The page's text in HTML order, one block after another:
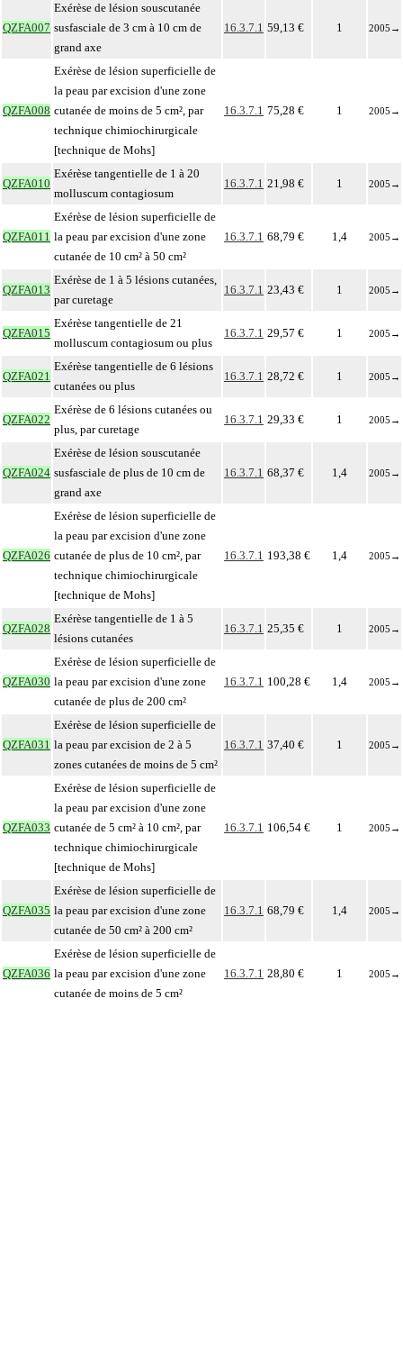
QZFA007
Exérèse de lésion souscutanée
susfasciale de 3 cm à 10 cm de
grand axe
16.3.7.1 59,13 € 1 2005 →
QZFA008
Exérèse de lésion superficielle de
la peau par excision d'une zone
cutanée de moins de 5 cm², par
technique chimiochirurgicale
[technique de Mohs]
16.3.7.1 75,28 € 1 2005 →
QZFA010
Exérèse tangentielle de 1 à 20
molluscum contagiosum
16.3.7.1 21,98 € 1 2005 →
QZFA011
Exérèse de lésion superficielle de
la peau par excision d'une zone
cutanée de 10 cm² à 50 cm²
16.3.7.1 68,79 € 1,4 2005 →
QZFA013
Exérèse de 1 à 5 lésions cutanées,
par curetage
16.3.7.1 23,43 € 1 2005 →
QZFA015
Exérèse tangentielle de 21
molluscum contagiosum ou plus
16.3.7.1 29,57 € 1 2005 →
QZFA021
Exérèse tangentielle de 6 lésions
cutanées ou plus
16.3.7.1 28,72 € 1 2005 →
QZFA022
Exérèse de 6 lésions cutanées ou
plus, par curetage
16.3.7.1 29,33 € 1 2005 →
QZFA024
Exérèse de lésion souscutanée
susfasciale de plus de 10 cm de
grand axe
16.3.7.1 68,37 € 1,4 2005 →
QZFA026
Exérèse de lésion superficielle de
la peau par excision d'une zone
cutanée de plus de 10 cm², par
technique chimiochirurgicale
[technique de Mohs]
16.3.7.1 193,38 € 1,4 2005 →
QZFA028
Exérèse tangentielle de 1 à 5
lésions cutanées
16.3.7.1 25,35 € 1 2005 →
QZFA030
Exérèse de lésion superficielle de
la peau par excision d'une zone
cutanée de plus de 200 cm²
16.3.7.1 100,28 € 1,4 2005 →
QZFA031
Exérèse de lésion superficielle de
la peau par excision de 2 à 5
zones cutanées de moins de 5 cm²
16.3.7.1 37,40 € 1 2005 →
QZFA033
Exérèse de lésion superficielle de
la peau par excision d'une zone
cutanée de 5 cm² à 10 cm², par
technique chimiochirurgicale
[technique de Mohs]
16.3.7.1 106,54 € 1 2005 →
QZFA035
Exérèse de lésion superficielle de
la peau par excision d'une zone
cutanée de 50 cm² à 200 cm²
16.3.7.1 68,79 € 1,4 2005 →
QZFA036
Exérèse de lésion superficielle de
la peau par excision d'une zone
cutanée de moins de 5 cm²
16.3.7.1 28,80 € 1 2005 →